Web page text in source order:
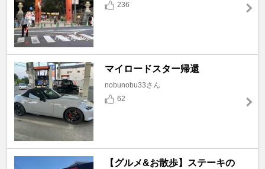
236
マイロードスター帰還
nobunobu33さん
62
【グルメ&お散歩】ステーキの